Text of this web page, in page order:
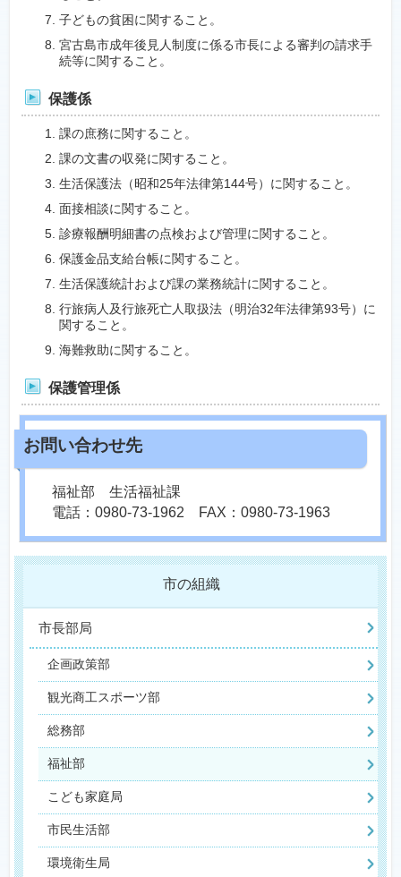
子どもの貧困に関すること。
宮古島市成年後見人制度に係る市長による審判の請求手
続等に関すること。
保護係
課の庶務に関すること。
課の文書の収発に関すること。
生活保護法（昭和25年法律第144号）に関すること。
面接相談に関すること。
診療報酬明細書の点検および管理に関すること。
保護金品支給台帳に関すること。
生活保護統計および課の業務統計に関すること。
行旅病人及行旅死亡人取扱法（明治32年法律第93号）に
関すること。
海難救助に関すること。
保護管理係
福祉部 生活福祉課
電話：0980-73-1962 FAX：0980-73-1963
市の組織
市長部局
企画政策部
観光商工スポーツ部
総務部
福祉部
こども家庭局
市民生活部
環境衛生局